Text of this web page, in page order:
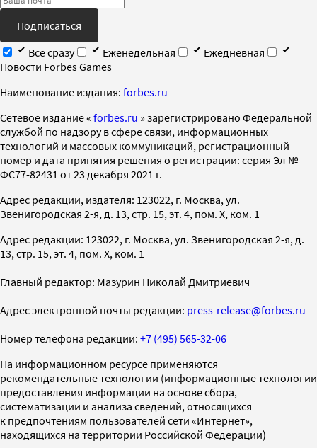
Подписаться
Все сразу
Еженедельная
Ежедневная
Новости Forbes Games
Наименование издания: forbes.ru
Cетевое издание « forbes.ru » зарегистрировано Федеральной
службой по надзору в сфере связи, информационных
технологий и массовых коммуникаций, регистрационный
номер и дата принятия решения о регистрации: серия Эл №
ФС77-82431 от 23 декабря 2021 г.
Адрес редакции, издателя: 123022, г. Москва, ул.
Звенигородская 2-я, д. 13, стр. 15, эт. 4, пом. X, ком. 1
Адрес редакции: 123022, г. Москва, ул. Звенигородская 2-я, д.
13, стр. 15, эт. 4, пом. X, ком. 1
Главный редактор: Мазурин Николай Дмитриевич
Адрес электронной почты редакции: press-release@forbes.ru
Номер телефона редакции: +7 (495) 565-32-06
На информационном ресурсе применяются
рекомендательные технологии (информационные технологии
предоставления информации на основе сбора,
систематизации и анализа сведений, относящихся
к предпочтениям пользователей сети «Интернет»,
находящихся на территории Российской Федерации)